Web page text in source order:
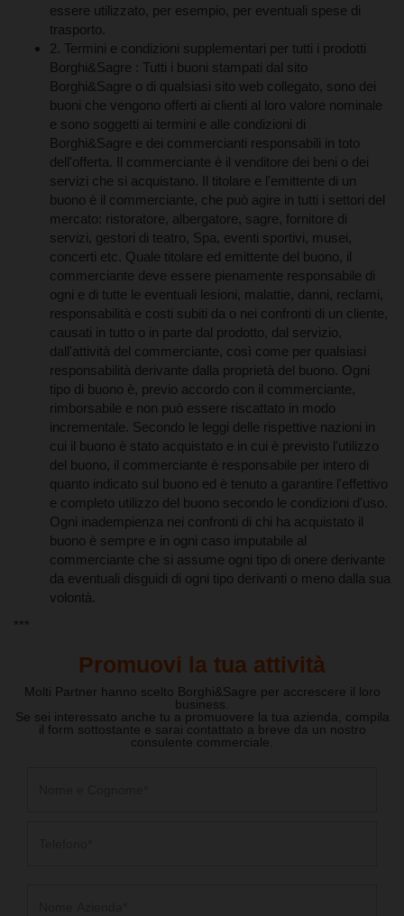
essere utilizzato, per esempio, per eventuali spese di
trasporto.
2. Termini e condizioni supplementari per tutti i prodotti
Borghi&Sagre : Tutti i buoni stampati dal sito
Borghi&Sagre o di qualsiasi sito web collegato, sono dei
buoni che vengono offerti ai clienti al loro valore nominale
e sono soggetti ai termini e alle condizioni di
Borghi&Sagre e dei commercianti responsabili in toto
dell'offerta. Il commerciante è il venditore dei beni o dei
servizi che si acquistano. Il titolare e l'emittente di un
buono è il commerciante, che può agire in tutti i settori del
mercato: ristoratore, albergatore, sagre, fornitore di
servizi, gestori di teatro, Spa, eventi sportivi, musei,
concerti etc. Quale titolare ed emittente del buono, il
commerciante deve essere pienamente responsabile di
ogni e di tutte le eventuali lesioni, malattie, danni, reclami,
responsabilità e costi subiti da o nei confronti di un cliente,
causati in tutto o in parte dal prodotto, dal servizio,
dall'attività del commerciante, così come per qualsiasi
responsabilità derivante dalla proprietà del buono. Ogni
tipo di buono è, previo accordo con il commerciante,
rimborsabile e non può essere riscattato in modo
incrementale. Secondo le leggi delle rispettive nazioni in
cui il buono è stato acquistato e in cui è previsto l'utilizzo
del buono, il commerciante è responsabile per intero di
quanto indicato sul buono ed è tenuto a garantire l'effettivo
e completo utilizzo del buono secondo le condizioni d'uso.
Ogni inadempienza nei confronti di chi ha acquistato il
buono è sempre e in ogni caso imputabile al
commerciante che si assume ogni tipo di onere derivante
da eventuali disguidi di ogni tipo derivanti o meno dalla sua
volontà.
***
Promuovi la tua attività
Molti Partner hanno scelto Borghi&Sagre per accrescere il loro
business.
Se sei interessato anche tu a promuovere la tua azienda, compila
il form sottostante e sarai contattato a breve da un nostro
consulente commerciale.